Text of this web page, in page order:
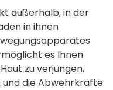
außerhalb, in der
in ihnen
es Ihnen
zu verjüngen,
die Abwehrkräfte